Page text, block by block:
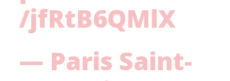
/jfRtB6QMlX
— Paris Saint-